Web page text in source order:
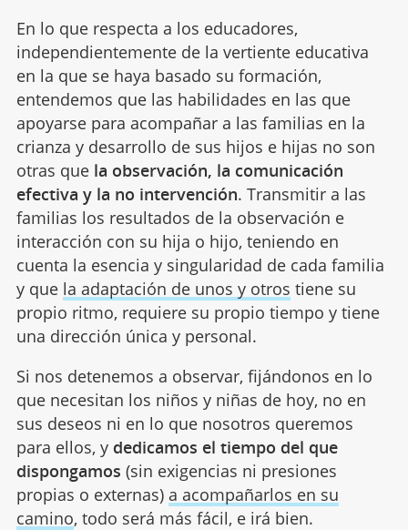
En lo que respecta a los educadores,
independientemente de la vertiente educativa
en la que se haya basado su formación,
entendemos que las habilidades en las que
apoyarse para acompañar a las familias en la
crianza y desarrollo de sus hijos e hijas no son
otras que la observación, la comunicación
efectiva y la no intervención. Transmitir a las
familias los resultados de la observación e
interacción con su hija o hijo, teniendo en
cuenta la esencia y singularidad de cada familia
y que la adaptación de unos y otros tiene su
propio ritmo, requiere su propio tiempo y tiene
una dirección única y personal.
Si nos detenemos a observar, fijándonos en lo
que necesitan los niños y niñas de hoy, no en
sus deseos ni en lo que nosotros queremos
para ellos, ydedicamos el tiempo del que
dispongamos (sin exigencias ni presiones
propias o externas) a acompañarlos en su
camino, todo será más fácil, e irá bien.